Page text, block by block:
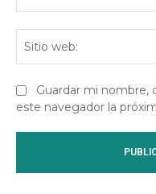
Guardar mi nombre,
este navegador la